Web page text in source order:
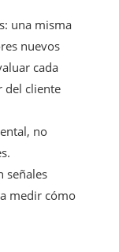
una misma
nuevos
cada
del cliente
no
señales
medir cómo